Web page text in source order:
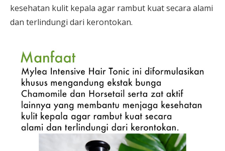
kesehatan kulit kepala agar rambut kuat secara alami
dan terlindungi dari kerontokan.